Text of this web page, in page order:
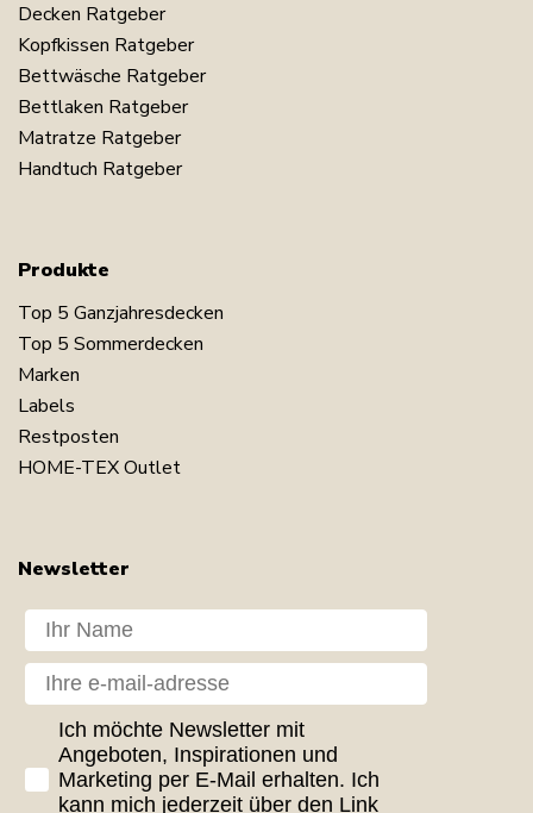
Decken Ratgeber
Kopfkissen Ratgeber
Bettwäsche Ratgeber
Bettlaken Ratgeber
Matratze Ratgeber
Handtuch Ratgeber
Produkte
Top 5 Ganzjahresdecken
Top 5 Sommerdecken
Marken
Labels
Restposten
HOME-TEX Outlet
Newsletter
Dit navn
Din e-mail
GDPR consent
Ich möchte Newsletter mit
Angeboten, Inspirationen und
Marketing per E-Mail erhalten. Ich
kann mich jederzeit über den Link